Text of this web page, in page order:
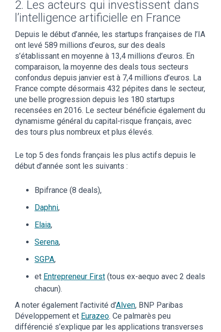
2. Les acteurs qui investissent dans
l’intelligence artificielle en France
Depuis le début d’année, les startups françaises de l’IA
ont levé 589 millions d’euros, sur des deals
s’établissant en moyenne à 13,4 millions d’euros. En
comparaison, la moyenne des deals tous secteurs
confondus depuis janvier est à 7,4 millions d’euros. La
France compte désormais 432 pépites dans le secteur,
une belle progression depuis les 180 startups
recensées en 2016. Le secteur bénéficie également du
dynamisme général du capital-risque français, avec
des tours plus nombreux et plus élevés.
Le top 5 des fonds français les plus actifs depuis le
début d’année sont les suivants :
Bpifrance (8 deals),
Daphni,
Elaia,
Serena,
SGPA,
et Entrepreneur First (tous ex-aequo avec 2 deals
chacun).
A noter également l’activité d’Alven, BNP Paribas
Développement et Eurazeo. Ce palmarès peu
différencié s’explique par les applications transverses